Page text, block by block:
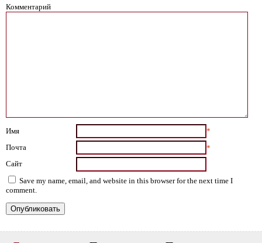
Комментарий
Имя
*
Почта
*
Сайт
Save my name, email, and website in this browser for the next time I
comment.